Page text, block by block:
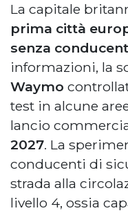
La capitale
prima città
senza
informazioni, la
Waymo
test in alcune
lancio
2027. La
conducenti di
strada alla
livello 4, ossia